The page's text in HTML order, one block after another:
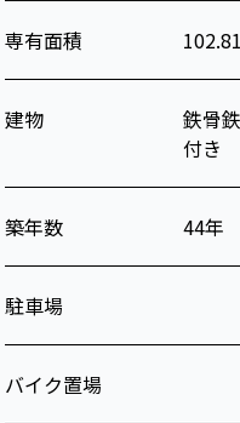
専有面積 102.81
建物 鉄骨
付き
築年数 44年
駐車場
バイク置場